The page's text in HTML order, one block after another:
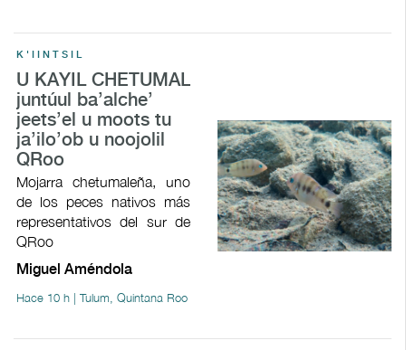
K'IINTSIL
U KAYIL CHETUMAL
juntúul ba’alche’
jeets’el u moots tu
ja’ilo’ob u noojolil
QRoo
Mojarra chetumaleña, uno
de los peces nativos más
representativos del sur de
QRoo
Miguel Améndola
Hace 10 h | Tulum, Quintana Roo